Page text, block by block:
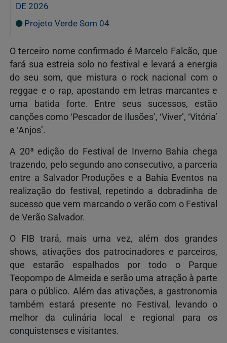
DE 2026
Projeto Verde Som 04
O terceiro nome confirmado é Marcelo Falcão, que
fará sua estreia solo no festival e levará a energia
do seu som, que mistura o rock nacional com o
reggae e o rap, apostando em letras marcantes e
uma batida forte. Entre seus sucessos, estão
canções como ‘Pescador de Ilusões’, ‘Viver’, ‘Vitória’
e ‘Anjos’.
A 20ª edição do Festival de Inverno Bahia chega
trazendo, pelo segundo ano consecutivo, a parceria
entre a Salvador Produções e a Bahia Eventos na
realização do festival, repetindo a dobradinha de
sucesso que vem marcando o verão com o Festival
de Verão Salvador.
O FIB trará, mais uma vez, além dos grandes
shows, ativações dos patrocinadores e parceiros,
que estarão espalhados por todo o Parque
Teopompo de Almeida e serão uma atração à parte
para o público. Além das ativações, a gastronomia
também estará presente no Festival, levando o
melhor da culinária local e regional para os
conquistenses e visitantes.